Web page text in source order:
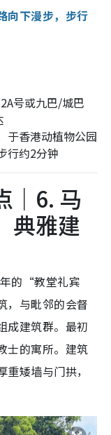
向下漫步，步行
号或九巴/城巴
于香港动植物公园
行约2分钟
｜6. 马
典雅建
的“教堂礼宾
，与毗邻的会督
成建筑群。最初
士的寓所。建筑
矮墙与门拱，